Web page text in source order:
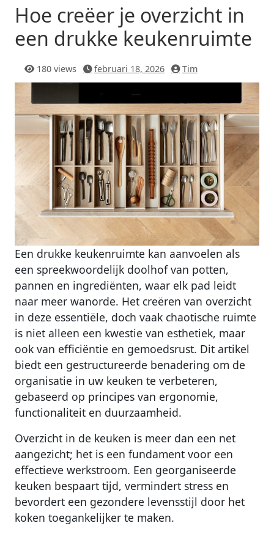
Hoe creëer je overzicht in
een drukke keukenruimte
180 views februari 18, 2026 Tim
Een drukke keukenruimte kan aanvoelen als
een spreekwoordelijk doolhof van potten,
pannen en ingrediënten, waar elk pad leidt
naar meer wanorde. Het creëren van overzicht
in deze essentiële, doch vaak chaotische ruimte
is niet alleen een kwestie van esthetiek, maar
ook van efficiëntie en gemoedsrust. Dit artikel
biedt een gestructureerde benadering om de
organisatie in uw keuken te verbeteren,
gebaseerd op principes van ergonomie,
functionaliteit en duurzaamheid.
Overzicht in de keuken is meer dan een net
aangezicht; het is een fundament voor een
effectieve werkstroom. Een georganiseerde
keuken bespaart tijd, vermindert stress en
bevordert een gezondere levensstijl door het
koken toegankelijker te maken.